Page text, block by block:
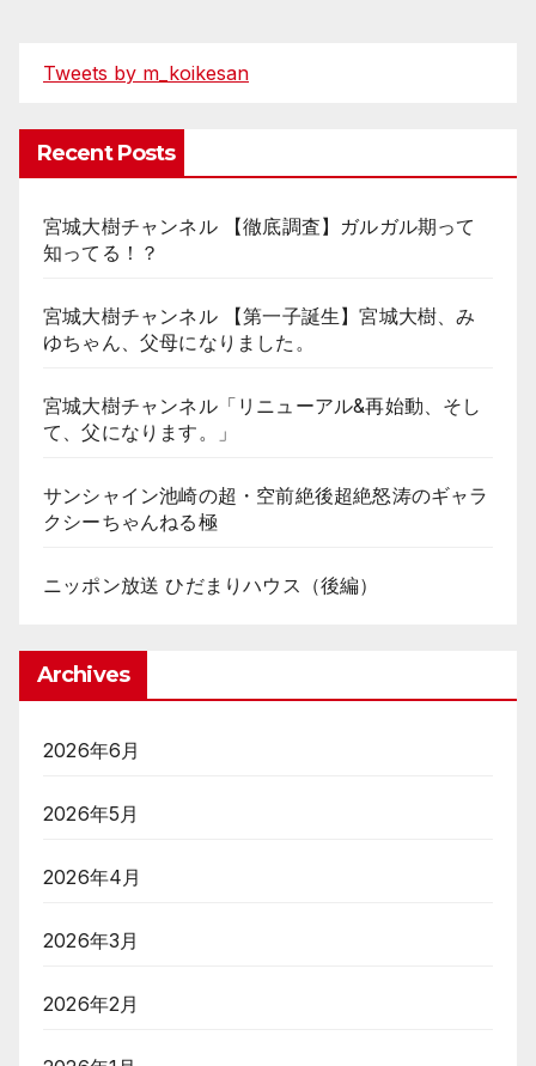
Tweets by m_koikesan
Recent Posts
宮城大樹チャンネル 【徹底調査】ガルガル期って
知ってる！？
宮城大樹チャンネル 【第一子誕生】宮城大樹、み
ゆちゃん、父母になりました。
宮城大樹チャンネル「リニューアル&再始動、そし
て、父になります。」
サンシャイン池崎の超・空前絶後超絶怒涛のギャラ
クシーちゃんねる極
ニッポン放送 ひだまりハウス（後編）
Archives
2026年6月
2026年5月
2026年4月
2026年3月
2026年2月